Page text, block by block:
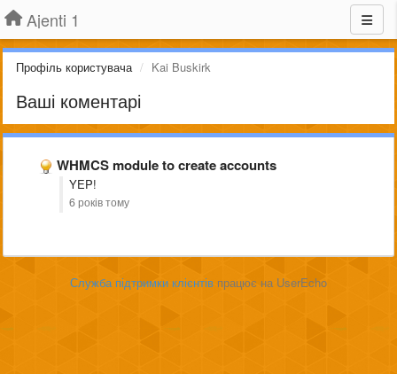
Ajenti 1
Профіль користувача Kai Buskirk
Ваші коментарі
WHMCS module to create accounts
YEP!
6 років тому
Служба підтримки клієнтів працює на UserEcho